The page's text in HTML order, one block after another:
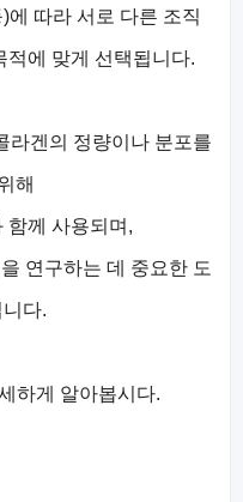
에 따라 서로 다른 조직
적에 맞게 선택됩니다.
라겐의 정량이나 분포를
해
함께 사용되며,
연구하는 데 중요한 도
다.
하게 알아봅시다.